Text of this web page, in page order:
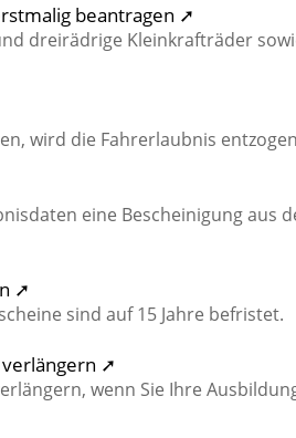
beantragen ➚
dreirädrige Kleinkrafträder
wird die Fahrerlaubnis
eine Bescheinigung aus
➚
sind auf 15 Jahre befristet.
➚
wenn Sie Ihre